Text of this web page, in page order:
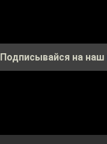
Подписывайся на наш